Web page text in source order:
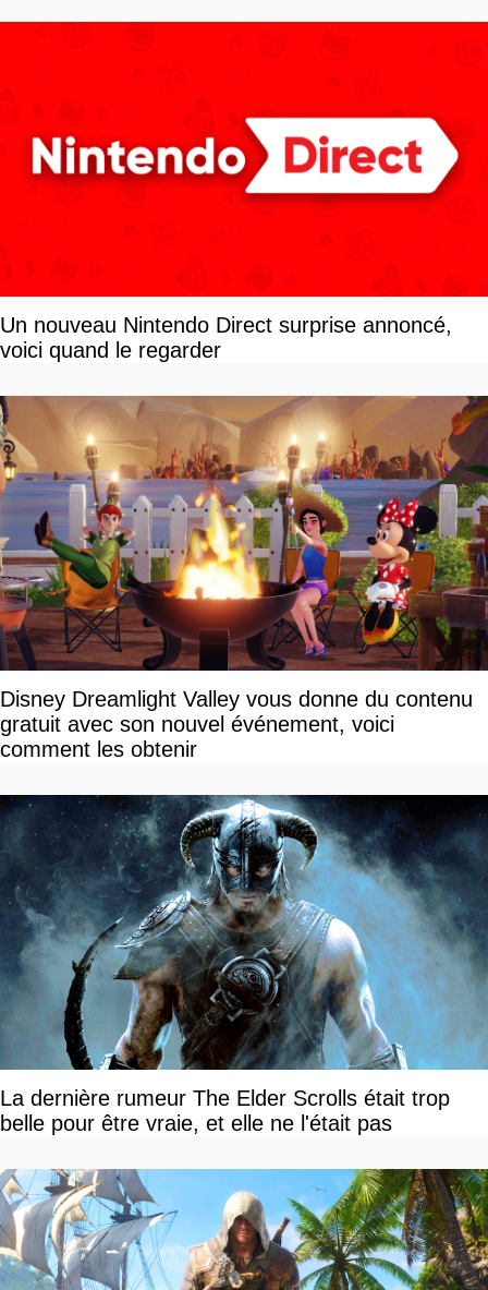
Un nouveau Nintendo Direct surprise annoncé,
voici quand le regarder
Disney Dreamlight Valley vous donne du contenu
gratuit avec son nouvel événement, voici
comment les obtenir
La dernière rumeur The Elder Scrolls était trop
belle pour être vraie, et elle ne l'était pas